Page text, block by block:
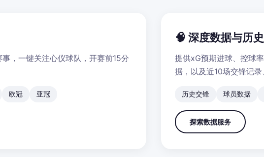
，一键关注心仪球队，开赛前15分
欧冠 亚冠
🧠 深度数据与历
提供xG预期进球、控球
据，以及近10场交锋记
历史交锋 球员数据
探索数据服务